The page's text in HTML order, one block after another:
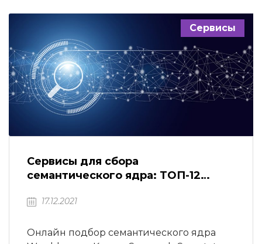
Allsubmitter Semonitor Yazzle Site-Control
Serpparser Позиции в поисковой выдаче
могут меняться в зависимости от
критериев ранжирования,…
Сервисы
Сервисы для сбора
семантического ядра: ТОП-12
17.12.2021
Онлайн подбор семантического ядра